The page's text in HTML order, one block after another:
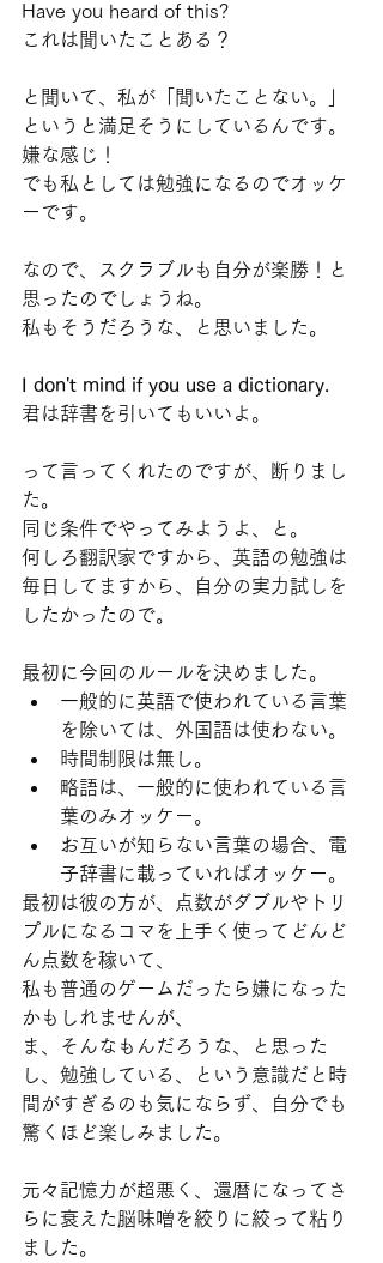
Have you heard of this?
これは聞いたことある？
と聞いて、私が「聞いたことない。」
というと満足そうにしているんです。
嫌な感じ！
でも私としては勉強になるのでオッケ
ーです。
なので、スクラブルも自分が楽勝！と
思ったのでしょうね。
私もそうだろうな、と思いました。
I don't mind if you use a dictionary.
君は辞書を引いてもいいよ。
って言ってくれたのですが、断りまし
た。
同じ条件でやってみようよ、と。
何しろ翻訳家ですから、英語の勉強は
毎日してますから、自分の実力試しを
したかったので。
最初に今回のルールを決めました。
一般的に英語で使われている言葉
を除いては、外国語は使わない。
時間制限は無し。
略語は、一般的に使われている言
葉のみオッケー。
お互いが知らない言葉の場合、電
子辞書に載っていればオッケー。
最初は彼の方が、点数がダブルやトリ
プルになるコマを上手く使ってどんど
ん点数を稼いて、
私も普通のゲームだったら嫌になった
かもしれませんが、
ま、そんなもんだろうな、と思った
し、勉強している、という意識だと時
間がすぎるのも気にならず、
自分でも
驚くほど楽しみました。
元々記憶力が超悪く、還暦になってさ
らに衰えた脳味噌を絞りに絞って粘り
ました。